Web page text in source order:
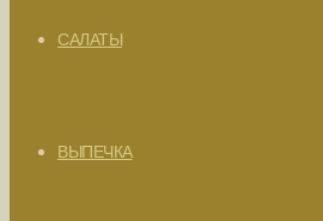
САЛАТЫ
ВЫПЕЧКА